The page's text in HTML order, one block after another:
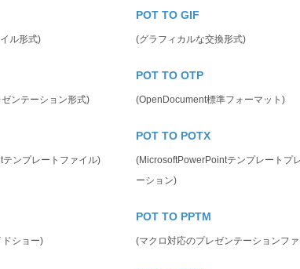
ル形式)
POT TO GIF
(グラフィカルな交換形式)
ンテーション形式)
POT TO OTP
(OpenDocument標準フォーマット)
ンプレートファイル)
POT TO POTX
(MicrosoftPowerPointテンプレートプ
ーション)
ショー)
POT TO PPTM
(マクロ対応のプレゼンテーションフ